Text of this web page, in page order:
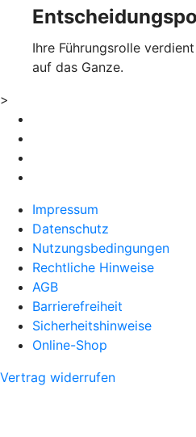
Ihre Führungsrolle
auf das Ganze.
>
Impressum
Datenschutz
Nutzungsbedingungen
Rechtliche Hinweise
AGB
Barrierefreiheit
Sicherheitshinweise
Online-Shop
Vertrag widerrufen